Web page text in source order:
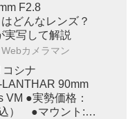
F2.8
どんなレンズ？
実写して解説
Webカメラマン
コシナ
90mm
VM ●実勢価格：
） ●マウント:ベ